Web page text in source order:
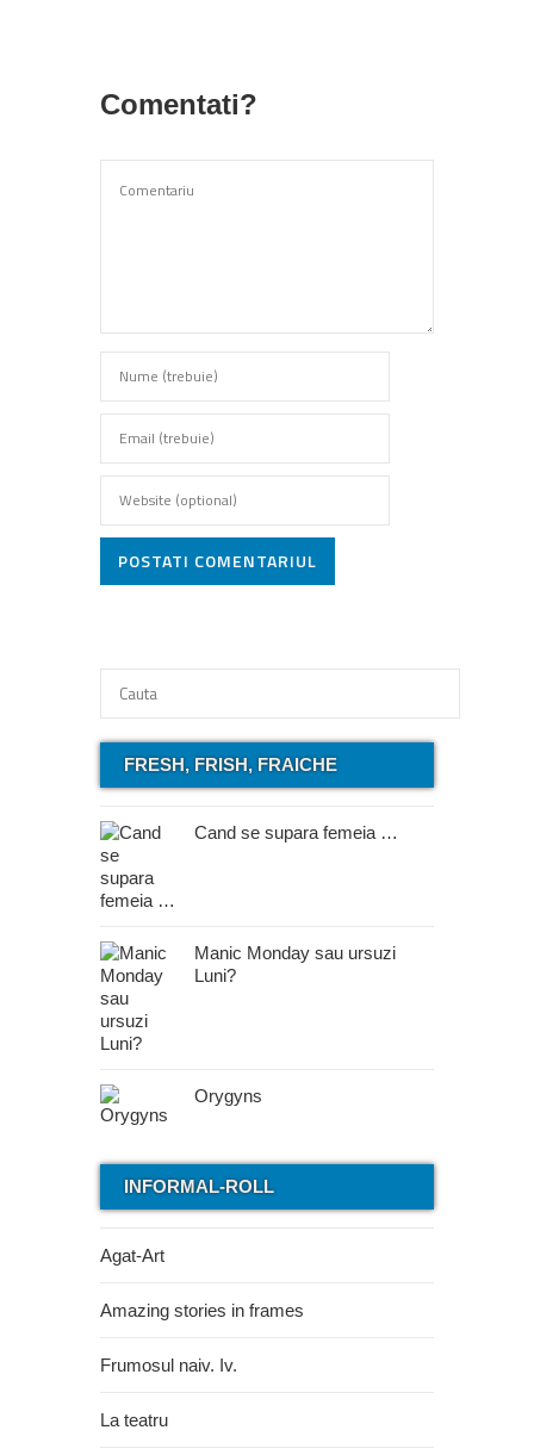
Comentati?
POSTATI COMENTARIUL
FRESH, FRISH, FRAICHE
Cand se supara femeia …
Manic Monday sau ursuzi
Luni?
Orygyns
INFORMAL-ROLL
Agat-Art
Amazing stories in frames
Frumosul naiv. Iv.
La teatru